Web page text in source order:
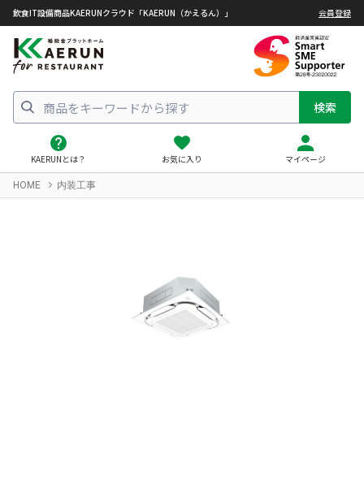
飲食IT設備商品KAERUNクラウド「KAERUN（かえるん）」 会員登録
検索
KAERUNとは？ お気に入り マイページ
HOME 内装工事